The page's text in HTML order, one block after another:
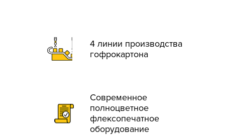
4 линии производства
гофрокартона
Современное
полноцветное
флексопечатное
оборудование